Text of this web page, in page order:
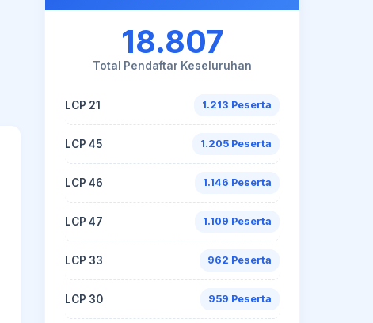
18.807
Total Pendaftar Keseluruhan
LCP 21 1.213 Peserta
LCP 45 1.205 Peserta
LCP 46 1.146 Peserta
LCP 47 1.109 Peserta
LCP 33 962 Peserta
LCP 30 959 Peserta